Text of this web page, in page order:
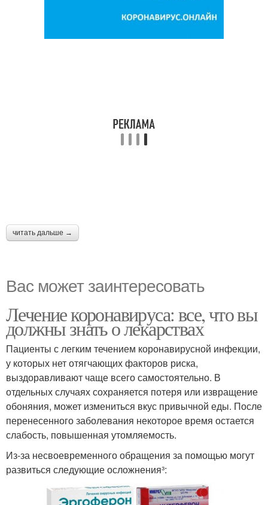
читать дальше →
Вас может заинтересовать
Лечение коронавируса: все, что вы
должны знать о лекарствах
Пациенты с легким течением коронавирусной инфекции,
у которых нет отягчающих факторов риска,
выздоравливают чаще всего самостоятельно. В
отдельных случаях сохраняется потеря или извращение
обоняния, может измениться вкус привычной еды. После
перенесенного заболевания некоторое время остается
слабость, повышенная утомляемость.
Из-за несвоевременного обращения за помощью могут
развиться следующие осложнения³: